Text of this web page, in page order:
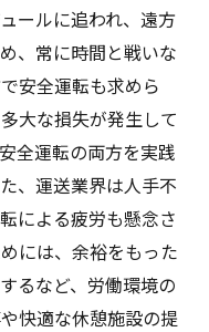
ールに追われ、遠方
、常に時間と戦いな
安全運転も求めら
大な損失が発生して
全運転の両方を実践
、運送業界は人手不
による疲労も懸念さ
には、余裕をもった
るなど、労働環境の
快適な休憩施設の提